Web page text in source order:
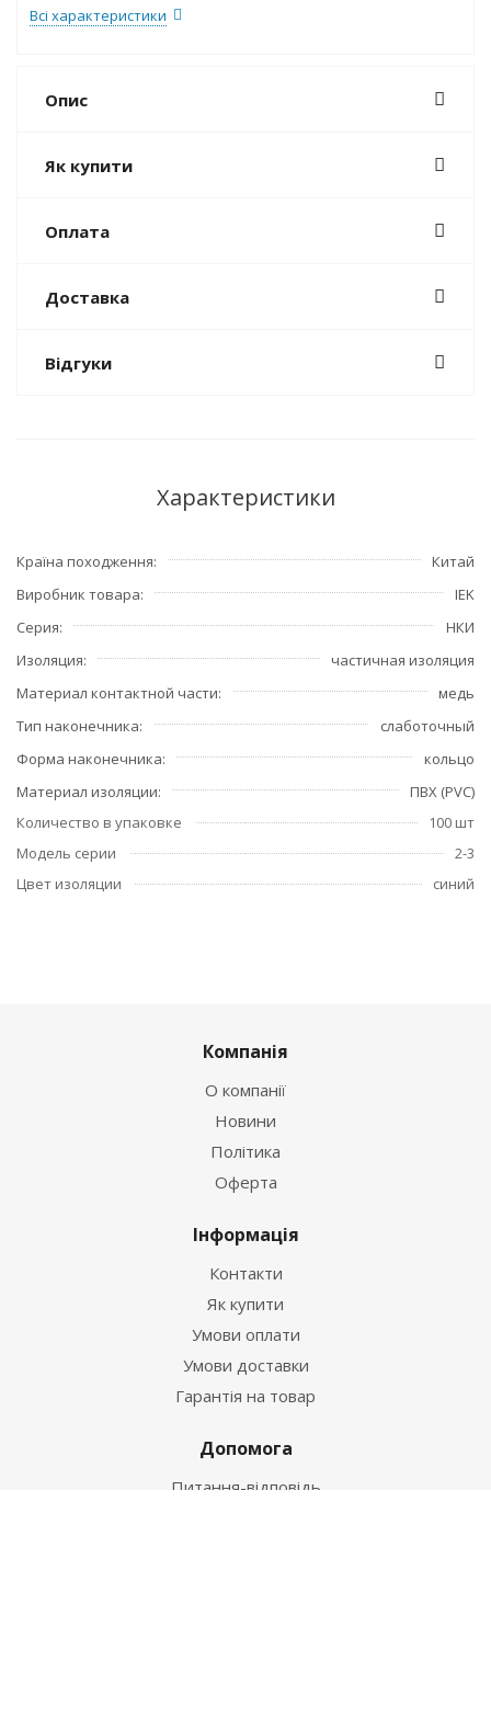
Всі характеристики
Опис
Як купити
Оплата
Доставка
Відгуки
Характеристики
Країна походження
Китай
Виробник товара
IEK
Серия
НКИ
Изоляция
частичная изоляция
Материал контактной части
медь
Тип наконечника
слаботочный
Форма наконечника
кольцо
Материал изоляции
ПВХ (PVC)
Количество в упаковке
100 шт
Модель серии
2-3
Цвет изоляции
синий
Компанія
О компанії
Новини
Політика
Оферта
Інформація
Контакти
Як купити
Умови оплати
Умови доставки
Гарантія на товар
Допомога
Питання-відповідь